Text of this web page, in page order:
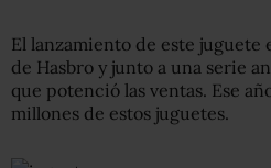
El lanzamiento de este
de Hasbro y junto a una serie
que potenció las ventas. Ese
millones de estos juguetes.